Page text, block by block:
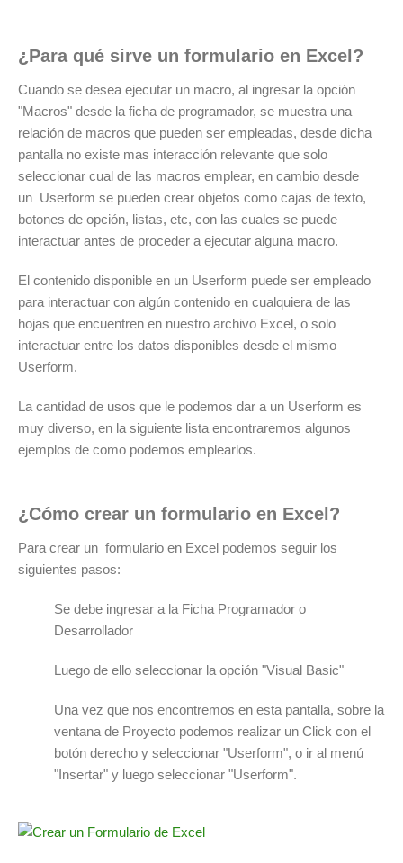
¿Para qué sirve un formulario en Excel?
Cuando se desea ejecutar un macro, al ingresar la opción
"Macros" desde la ficha de programador, se muestra una
relación de macros que pueden ser empleadas, desde dicha
pantalla no existe mas interacción relevante que solo
seleccionar cual de las macros emplear, en cambio desde
un Userform se pueden crear objetos como cajas de texto,
botones de opción, listas, etc, con las cuales se puede
interactuar antes de proceder a ejecutar alguna macro.
El contenido disponible en un Userform puede ser empleado
para interactuar con algún contenido en cualquiera de las
hojas que encuentren en nuestro archivo Excel, o solo
interactuar entre los datos disponibles desde el mismo
Userform.
La cantidad de usos que le podemos dar a un Userform es
muy diverso, en la siguiente lista encontraremos algunos
ejemplos de como podemos emplearlos.
¿Cómo crear un formulario en Excel?
Para crear un formulario en Excel podemos seguir los
siguientes pasos:
Se debe ingresar a la Ficha Programador o
Desarrollador
Luego de ello seleccionar la opción "Visual Basic"
Una vez que nos encontremos en esta pantalla, sobre la
ventana de Proyecto podemos realizar un Click con el
botón derecho y seleccionar "Userform", o ir al menú
"Insertar" y luego seleccionar "Userform".